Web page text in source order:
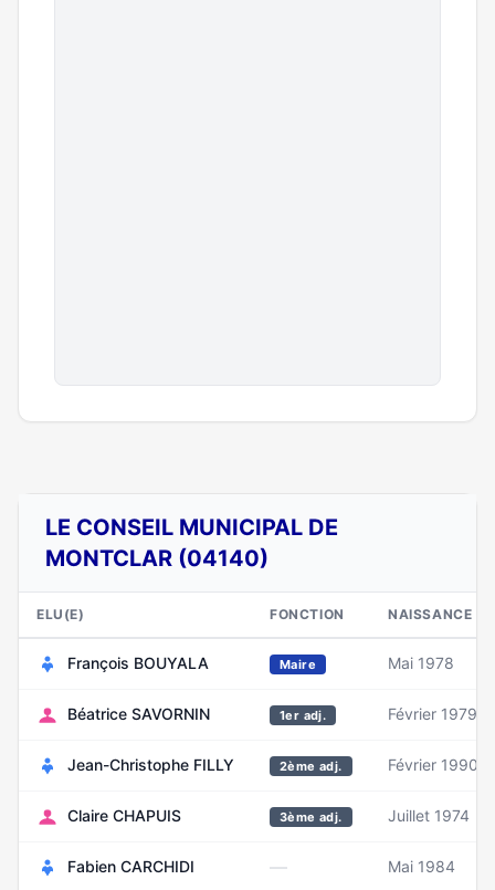
LE CONSEIL MUNICIPAL DE
MONTCLAR (04140)
ELU(E) FONCTION NAISSANCE
François BOUYALA Maire Mai 1978
Béatrice SAVORNIN 1er adj. Février 1979
Jean-Christophe FILLY 2ème adj. Février 1990
Claire CHAPUIS 3ème adj. Juillet 1974
Fabien CARCHIDI — Mai 1984